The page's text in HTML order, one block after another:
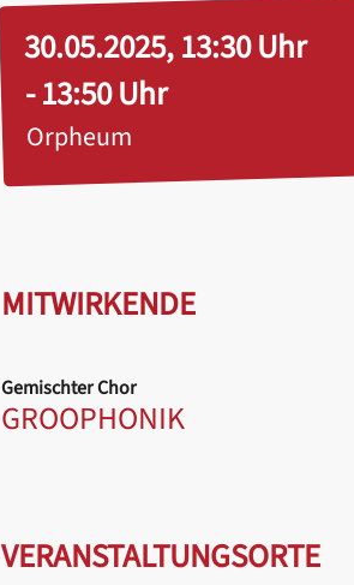
30.05.2025, 13:30 Uhr
- 13:50 Uhr
Orpheum
MITWIRKENDE
Gemischter Chor
GROOPHONIK
VERANSTALTUNGSORTE